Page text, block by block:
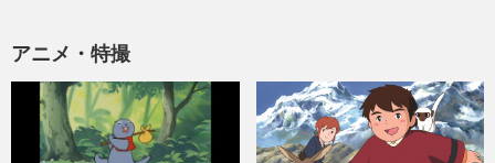
アニメ・特撮